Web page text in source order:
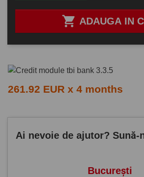
 ADAUGA IN
261.92 EUR x 4 months
Ai nevoie de ajutor? Sună-
București